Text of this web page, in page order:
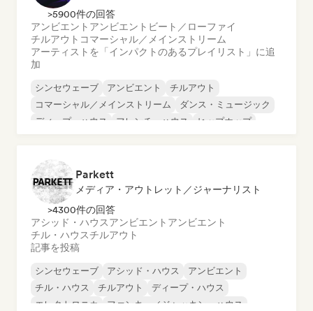
>5900件の回答
アンビエント アンビエント ビート／ローファイ
チルアウト コマーシャル／メインストリーム
アーティストを「インパクトのあるプレイリスト」に追
加
シンセウェーブ アンビエント
チルアウト
コマーシャル／メインストリーム
ダンス・ミュージック
ディープ・ハウス
フレンチ・ハウス ヒップホップ
Parkett
メディア・アウトレット／ジャーナリスト
>4300件の回答
アシッド・ハウスアンビエント アンビエント
チル・ハウスチルアウト
記事を投稿
シンセウェーブ アシッド・ハウス
アンビエント
チル・ハウス
チルアウト
ディープ・ハウス
エレクトロニカ
ファンキー／ジャッキン・ハウス